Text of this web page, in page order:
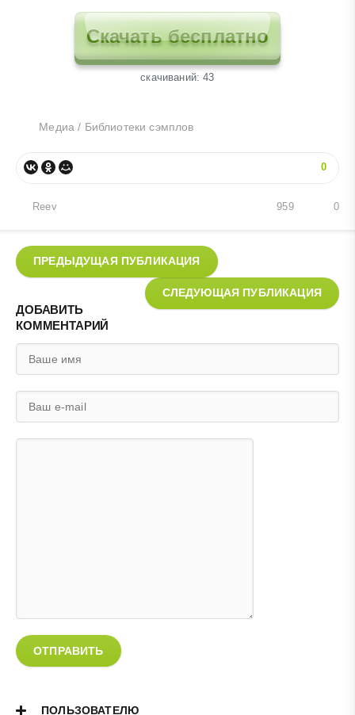
Скачать бесплатно
cкачиваний: 43
Медиа / Библиотеки сэмплов
0
Reev 0
959
ПРЕДЫДУЩАЯ ПУБЛИКАЦИЯ
СЛЕДУЮЩАЯ ПУБЛИКАЦИЯ
ДОБАВИТЬ
КОММЕНТАРИЙ
ОТПРАВИТЬ
ПОЛЬЗОВАТЕЛЮ